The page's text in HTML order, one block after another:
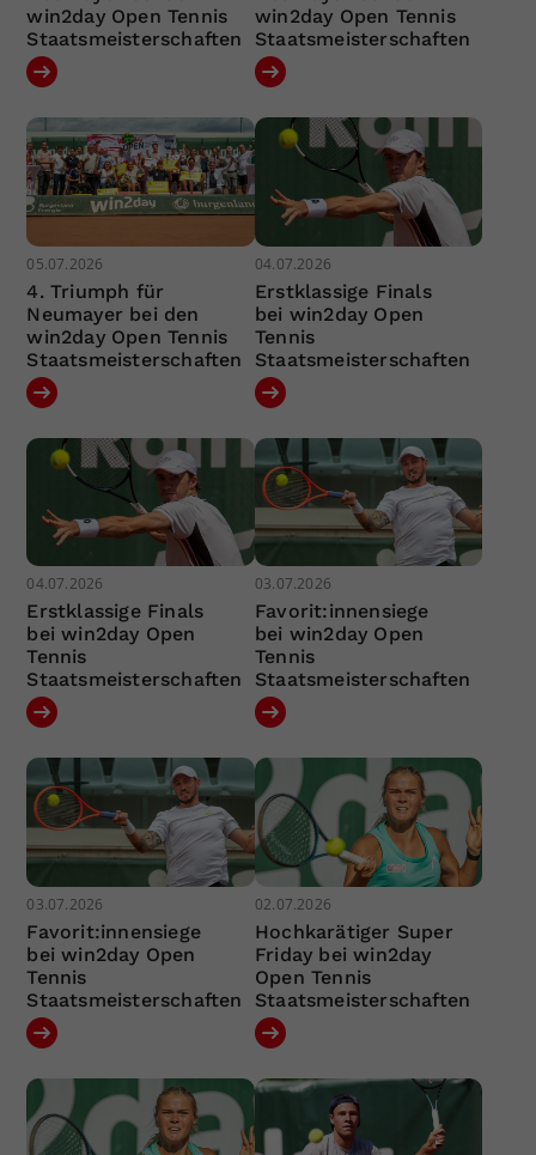
win2day Open Tennis
Staatsmeisterschaften
win2day Open Tennis
Staatsmeisterschaften
05.07.2026
4. Triumph für
Neumayer bei den
win2day Open Tennis
Staatsmeisterschaften
04.07.2026
Erstklassige Finals
bei win2day Open
Tennis
Staatsmeisterschaften
04.07.2026
Erstklassige Finals
bei win2day Open
Tennis
Staatsmeisterschaften
03.07.2026
Favorit:innensiege
bei win2day Open
Tennis
Staatsmeisterschaften
03.07.2026
Favorit:innensiege
bei win2day Open
Tennis
Staatsmeisterschaften
02.07.2026
Hochkarätiger Super
Friday bei win2day
Open Tennis
Staatsmeisterschaften